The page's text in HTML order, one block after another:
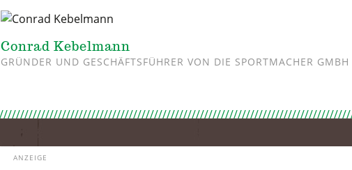
Conrad Kebelmann
GRÜNDER UND GESCHÄFTSFÜHRER VON DIE SPORTMACHER GMBH
ANZEIGE